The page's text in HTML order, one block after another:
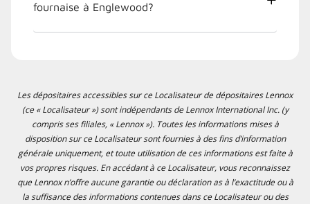
fournaise à Englewood?
Les dépositaires accessibles sur ce Localisateur de dépositaires Lennox
(ce « Localisateur ») sont indépendants de Lennox International Inc. (y
compris ses filiales, « Lennox »). Toutes les informations mises à
disposition sur ce Localisateur sont fournies à des fins d’information
générale uniquement, et toute utilisation de ces informations est faite à
vos propres risques. En accédant à ce Localisateur, vous reconnaissez
que Lennox n’offre aucune garantie ou déclaration as à l’exactitude ou à
la suffisance des informations contenues dans ce Localisateur ou des